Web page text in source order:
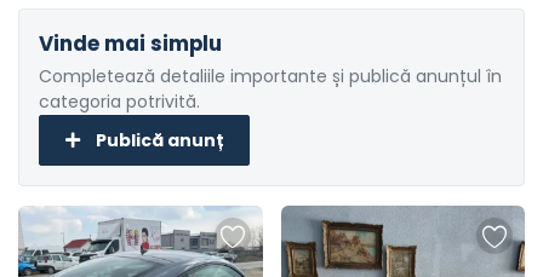
Vinde mai simplu
Completează detaliile importante și publică anunțul în
categoria potrivită.
Publică anunț